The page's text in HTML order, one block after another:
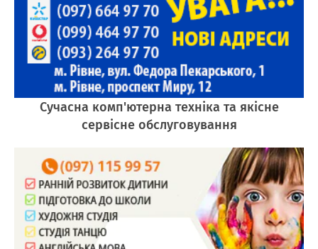
Сучасна комп'ютерна техніка та якісне
сервісне обслуговування